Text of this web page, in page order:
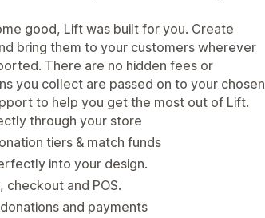
good, Lift was built for you. Create
bring them to your customers wherever
There are no hidden fees or
you collect are passed on to your chosen
to help you get the most out of Lift.
through your store
tiers & match funds
into your design.
and POS.
and payments